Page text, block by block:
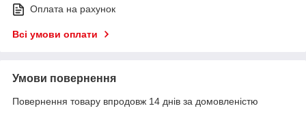
Оплата на рахунок
Всі умови оплати
Умови повернення
Повернення товару впродовж 14 днів за домовленістю